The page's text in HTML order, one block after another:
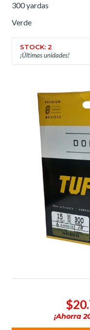
300 yardas
Verde
STOCK: 2
¡Últimas unidades!
¡Ahorra